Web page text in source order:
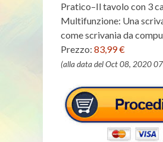
Pratico–Il tavolo con 3
Multifunzione: Una
come scrivania da
Prezzo: 83,99 €
(alla data del Oct 08, 2020